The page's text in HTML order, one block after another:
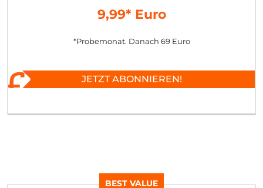
9,99* Euro
*Probemonat. Danach 69 Euro
JETZT ABONNIEREN!
BEST VALUE